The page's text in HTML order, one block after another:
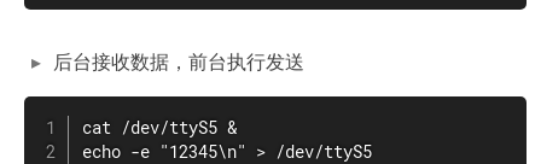
后台接收数据，前台执行发送
cat /dev/ttyS5 &
echo -e "12345\n" > /dev/ttyS5